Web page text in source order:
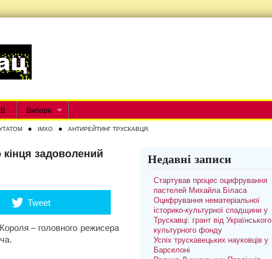
Вибори
IMXO АНТИРЕЙТИНГ ТРУСКАВЦЯ.
задоволений
Tweet
– головного режисера
Недавні записи
Стартував процес оцифрування
пастелей Михайла Біласа
Оцифрування нематеріальної
історико-культурної спадщини у
Трускавці: грант від Українського
культурного фонду
Успіх трускавецьких науковців у
Барселоні